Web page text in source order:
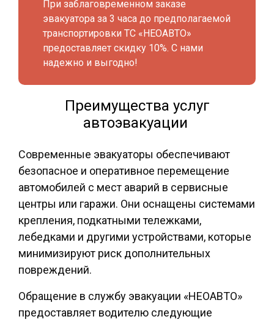
При заблаговременном заказе
эвакуатора за 3 часа до предполагаемой
транспортировки ТС «НЕОАВТО»
предоставляет скидку 10%. С нами
надежно и выгодно!
Преимущества услуг
автоэвакуации
Современные эвакуаторы обеспечивают
безопасное и оперативное перемещение
автомобилей с мест аварий в сервисные
центры или гаражи. Они оснащены системами
крепления, подкатными тележками,
лебедками и другими устройствами, которые
минимизируют риск дополнительных
повреждений.
Обращение в службу эвакуации «НЕОАВТО»
предоставляет водителю следующие